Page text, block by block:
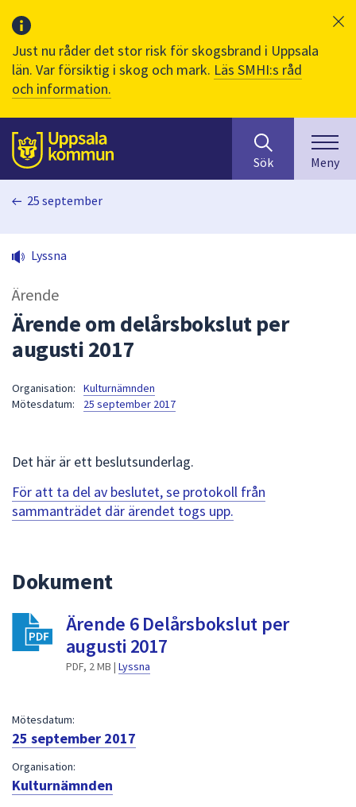
Just nu råder det stor risk för skogsbrand i Uppsala
län. Var försiktig i skog och mark. Läs SMHI:s råd
och information.
Till sidans
huvudinnehåll
efter
innehåll
på
sökfältet
kommer
för
att
navigera
för
Sök Meny
25 september
Lyssna
Ärende
Ärende om delårsbokslut per
augusti 2017
Organisation:
Kulturnämnden
Mötesdatum:
25 september 2017
Det här är ett beslutsunderlag.
För att ta del av beslutet, se protokoll från
sammanträdet där ärendet togs upp.
Dokument
Ärende 6 Delårsbokslut per
augusti 2017
PDF, 2 MB | Lyssna
Mötesdatum:
25 september 2017
Organisation:
Kulturnämnden